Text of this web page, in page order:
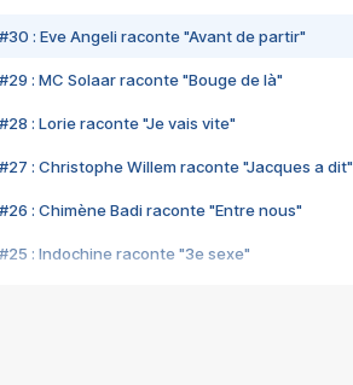
#30 : Eve Angeli raconte "Avant de partir"
#29 : MC Solaar raconte "Bouge de là"
#28 : Lorie raconte "Je vais vite"
#27 : Christophe Willem raconte "Jacques a dit"
#26 : Chimène Badi raconte "Entre nous"
#25 : Indochine raconte "3e sexe"